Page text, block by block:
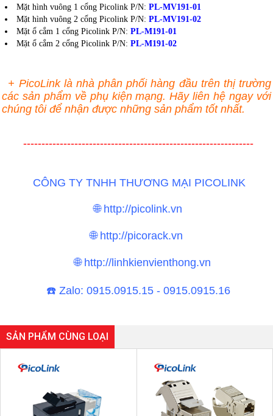
Mặt hình vuông 1 cổng Picolink P/N: PL-MV191-01
Mặt hình vuông 2 cổng Picolink P/N: PL-MV191-02
Mặt ổ cắm 1 cổng Picolink P/N: PL-M191-01
Mặt ổ cắm 2 cổng Picolink P/N: PL-M191-02
+ PicoLink là nhà phân phối hàng đầu trên thị trường
các sản phẩm về phụ kiện mạng. Hãy liên hệ ngay với
chúng tôi để nhận được những sản phẩm tốt nhất.
---------------------------------------------------------------
CÔNG TY TNHH THƯƠNG MẠI PICOLINK
🌐 http://picolink.vn
🌐 http://picorack.vn
🌐 http://linhkienvienthong.vn
☎️ Zalo: 0915.0915.15 - 0915.0915.16
SẢN PHẨM CÙNG LOẠI